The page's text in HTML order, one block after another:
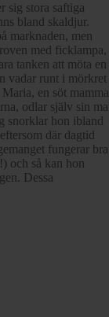
sig stora saftiga
bland skaldjur.
marknaden, men
med ficklampa,
tanken att möta en
vadar runt i mörkret
en söt mamma
odlar själv sin
snorklar hon ibland
där dagtid
fungerar
och så kan hon
Dessa